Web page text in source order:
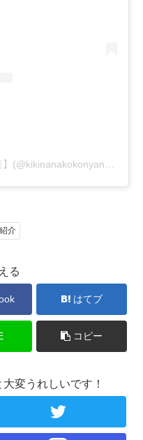
介
る
はてブ
コピー
変うれしいです！